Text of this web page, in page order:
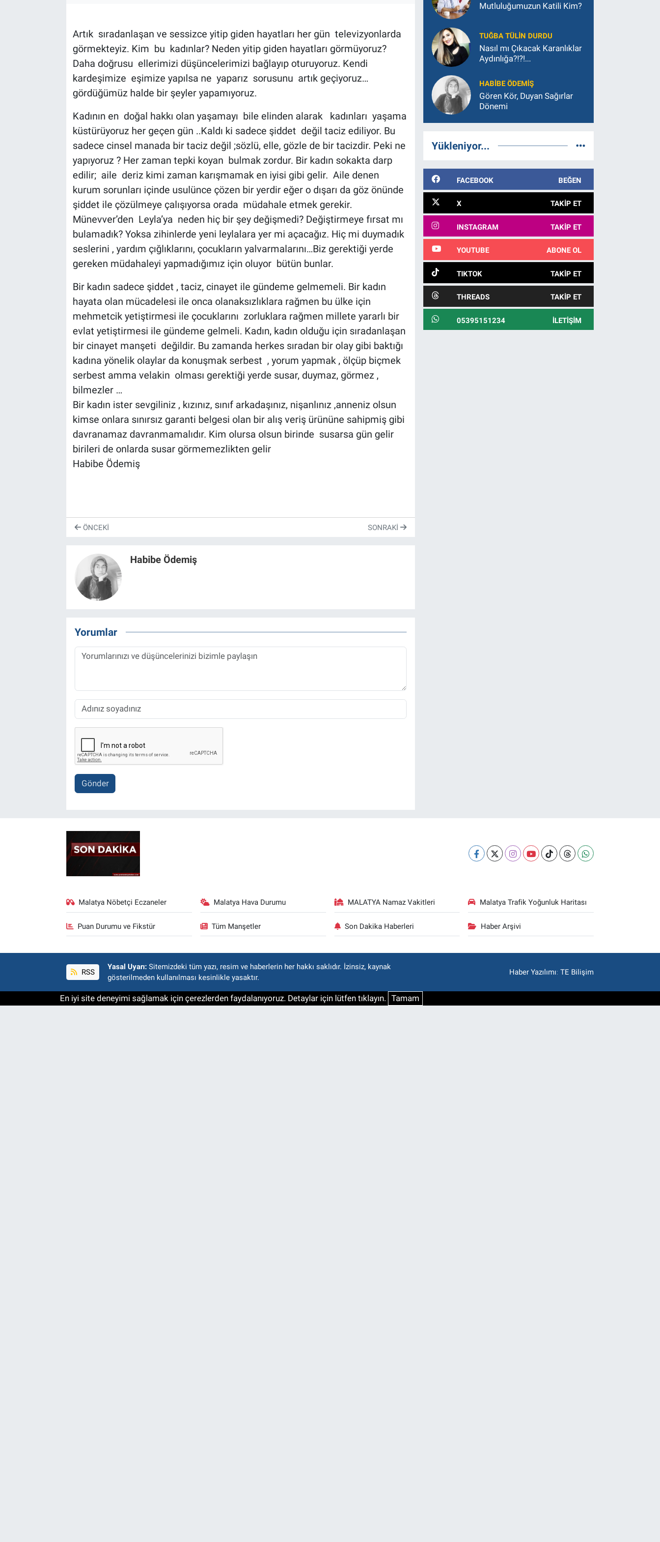
Artık sıradanlaşan ve sessizce yitip giden hayatları her gün televizyonlarda
görmekteyiz. Kim bu kadınlar? Neden yitip giden hayatları görmüyoruz?
Daha doğrusu ellerimizi düşüncelerimizi bağlayıp oturuyoruz. Kendi
kardeşimize eşimize yapılsa ne yaparız sorusunu artık geçiyoruz…
gördüğümüz halde bir şeyler yapamıyoruz.
Kadının en doğal hakkı olan yaşamayı bile elinden alarak kadınları yaşama
küstürüyoruz her geçen gün ..Kaldı ki sadece şiddet değil taciz ediliyor. Bu
sadece cinsel manada bir taciz değil ;sözlü, elle, gözle de bir tacizdir. Peki ne
yapıyoruz ? Her zaman tepki koyan bulmak zordur. Bir kadın sokakta darp
edilir; aile deriz kimi zaman karışmamak en iyisi gibi gelir. Aile denen
kurum sorunları içinde usulünce çözen bir yerdir eğer o dışarı da göz önünde
şiddet ile çözülmeye çalışıyorsa orada müdahale etmek gerekir.
Münevver’den Leyla’ya neden hiç bir şey değişmedi? Değiştirmeye fırsat mı
bulamadık? Yoksa zihinlerde yeni leylalara yer mi açacağız. Hiç mi duymadık
seslerini , yardım çığlıklarını, çocukların yalvarmalarını…Biz gerektiği yerde
gereken müdahaleyi yapmadığımız için oluyor bütün bunlar.
Bir kadın sadece şiddet , taciz, cinayet ile gündeme gelmemeli. Bir kadın
hayata olan mücadelesi ile onca olanaksızlıklara rağmen bu ülke için
mehmetcik yetiştirmesi ile çocuklarını zorluklara rağmen millete yararlı bir
evlat yetiştirmesi ile gündeme gelmeli. Kadın, kadın olduğu için sıradanlaşan
bir cinayet manşeti değildir. Bu zamanda herkes sıradan bir olay gibi baktığı
kadına yönelik olaylar da konuşmak serbest , yorum yapmak , ölçüp biçmek
serbest amma velakin olması gerektiği yerde susar, duymaz, görmez ,
bilmezler …
Bir kadın ister sevgiliniz , kızınız, sınıf arkadaşınız, nişanlınız ,anneniz olsun
kimse onlara sınırsız garanti belgesi olan bir alış veriş ürününe sahipmiş gibi
davranamaz davranmamalıdır. Kim olursa olsun birinde susarsa gün gelir
birileri de onlarda susar görmemezlikten gelir
Habibe Ödemiş
ÖNCEKI SONRAKI
Habibe Ödemiş
Yorumlar
Gönder
Mutluluğumuzun Katili Kim?
TUĞBA TÜLIN DURDU
Nasıl mı Çıkacak Karanlıklar
Aydınlığa?!?!...
HABIBE ÖDEMIŞ
Gören Kör, Duyan Sağırlar
Dönemi
Yükleniyor...
FACEBOOK BEĞEN
X TAKIP ET
INSTAGRAM TAKIP ET
YOUTUBE ABONE OL
TIKTOK TAKIP ET
THREADS TAKIP ET
05395151234 İLETIŞIM
Malatya Nöbetçi Eczaneler Malatya Hava Durumu MALATYA Namaz Vakitleri Malatya Trafik Yoğunluk Haritası
Puan Durumu ve Fikstür Tüm Manşetler Son Dakika Haberleri Haber Arşivi
RSS
Yasal Uyarı: Sitemizdeki tüm yazı, resim ve haberlerin her hakkı saklıdır. İzinsiz, kaynak
gösterilmeden kullanılması kesinlikle yasaktır.
Haber Yazılımı:TE Bilişim
En iyi site deneyimi sağlamak için çerezlerden faydalanıyoruz. Detaylar için lütfen tıklayın. Tamam